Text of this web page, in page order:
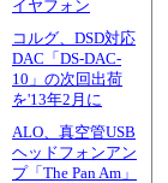
イヤフォン
コルグ、DSD対応
DAC「DS-DAC-
10」の次回出荷
を'13年2月に
ALO、真空管USB
ヘッドフォンアン
プ「The Pan Am」